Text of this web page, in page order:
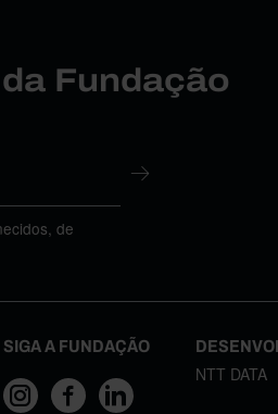
Fundação
de
SIGA A FUNDAÇÃO
NTT DATA